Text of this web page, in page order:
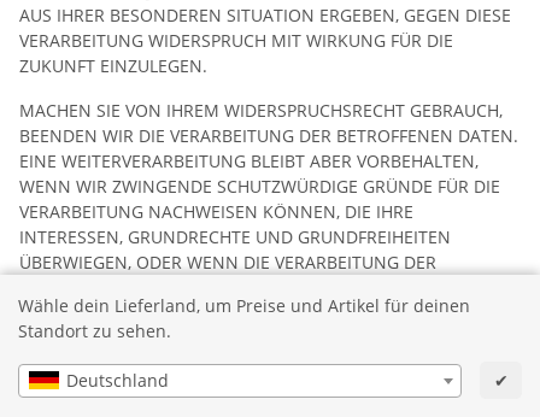
Wähle dein Lieferland, um Preise und Artikel für deinen
Standort zu sehen.
Deutschland ✔
AUS IHRER BESONDEREN SITUATION ERGEBEN, GEGEN DIESE
VERARBEITUNG WIDERSPRUCH MIT WIRKUNG FÜR DIE
ZUKUNFT EINZULEGEN.
MACHEN SIE VON IHREM WIDERSPRUCHSRECHT GEBRAUCH,
BEENDEN WIR DIE VERARBEITUNG DER BETROFFENEN DATEN.
EINE WEITERVERARBEITUNG BLEIBT ABER VORBEHALTEN,
WENN WIR ZWINGENDE SCHUTZWÜRDIGE GRÜNDE FÜR DIE
VERARBEITUNG NACHWEISEN KÖNNEN, DIE IHRE
INTERESSEN, GRUNDRECHTE UND GRUNDFREIHEITEN
ÜBERWIEGEN, ODER WENN DIE VERARBEITUNG DER
RECHTSANSPRÜCHEN DIENT.
VERARBEITET, UM DIREKTWERBUNG ZU BETREIBEN, HABEN
Wir helfen Ihnen bei Fragen zu Ihrer Onlinebestellung.